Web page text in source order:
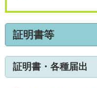
証明書等
証明書・各種届出